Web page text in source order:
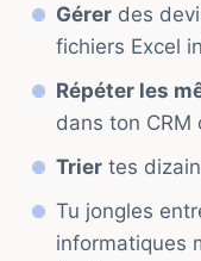
Gérer des
fichiers Excel
Répéter les
dans ton CRM
Trier tes
Tu jongles
informatiques